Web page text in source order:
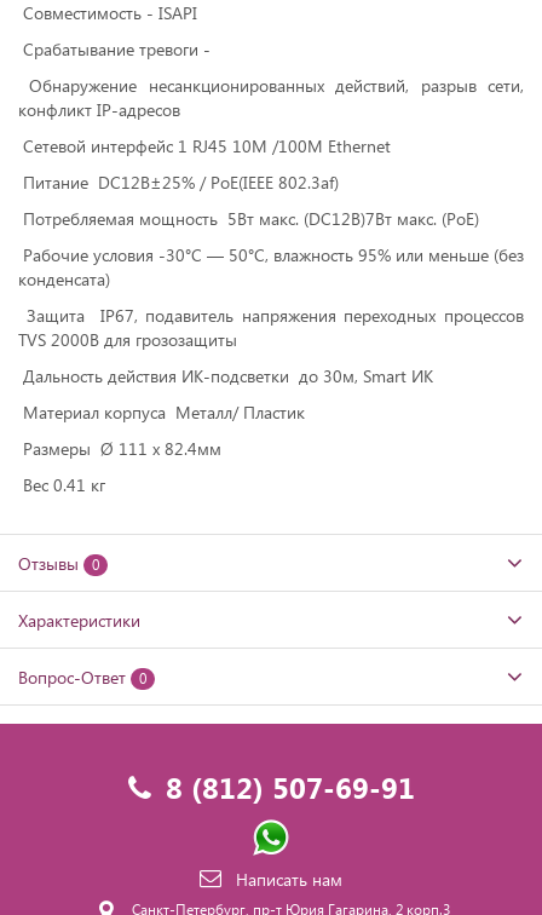
Совместимость - ISAPI
Срабатывание тревоги -
Обнаружение несанкционированных действий, разрыв сети,
конфликт IP-адресов
Сетевой интерфейс 1 RJ45 10M /100M Ethernet
Питание DC12В±25% / PoE(IEEE 802.3af)
Потребляемая мощность 5Вт макс. (DC12В)7Вт макс. (PoE)
Рабочие условия -30°С — 50°С, влажность 95% или меньше (без
конденсата)
Защита IP67, подавитель напряжения переходных процессов
TVS 2000B для грозозащиты
Дальность действия ИК-подсветки до 30м, Smart ИК
Материал корпуса Металл/ Пластик
Размеры Ø 111 х 82.4мм
Вес 0.41 кг
Отзывы 0
Характеристики
Вопрос-Ответ 0
8 (812) 507-69-91
Написать нам
Санкт-Петербург, пр-т Юрия Гагарина, 2 корп.3